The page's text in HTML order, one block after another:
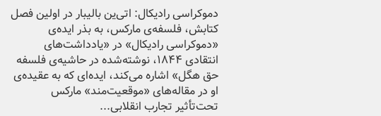
دموکراسی رادیکال: اتی‌ین بالیبار در اولین فصل
کتابش، فلسفه‌ی مارکس، به بذر ایده‌ی
«دموکراسی رادیکال» در «یادداشت‌های
انتقادی ۱۸۴۴، نوشته‌شده در حاشیه‌ی فلسفه
حق هگل» اشاره می‌کند، ایده‌ای که به عقیده‌ی
او در مقاله‌های «موقعیت‌مند» مارکس
تحت‌تأثیر تجارب انقلابی...